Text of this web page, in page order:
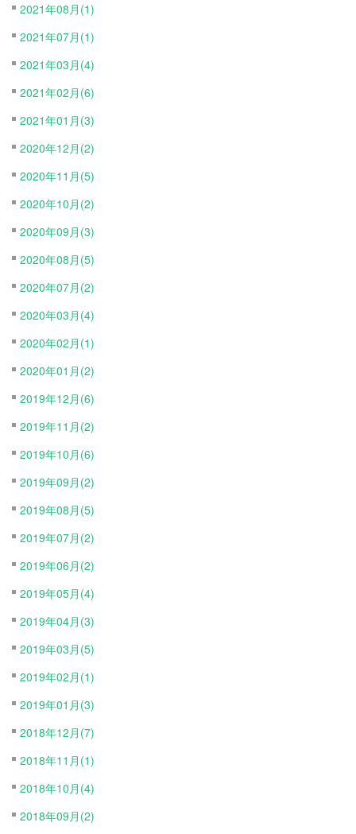
2021年08月(1)
2021年07月(1)
2021年03月(4)
2021年02月(6)
2021年01月(3)
2020年12月(2)
2020年11月(5)
2020年10月(2)
2020年09月(3)
2020年08月(5)
2020年07月(2)
2020年03月(4)
2020年02月(1)
2020年01月(2)
2019年12月(6)
2019年11月(2)
2019年10月(6)
2019年09月(2)
2019年08月(5)
2019年07月(2)
2019年06月(2)
2019年05月(4)
2019年04月(3)
2019年03月(5)
2019年02月(1)
2019年01月(3)
2018年12月(7)
2018年11月(1)
2018年10月(4)
2018年09月(2)